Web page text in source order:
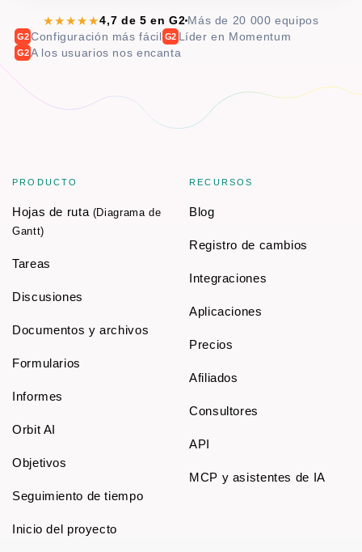
★★★★★4,7 de 5 en G2 Más de 20 000 equipos
G2 Configuración más fácil G2 Líder en Momentum
G2 A los usuarios nos encanta
PRODUCTO
Hojas de ruta (Diagrama de
Gantt)
Tareas
Discusiones
Documentos y archivos
Formularios
Informes
Orbit AI
Objetivos
Seguimiento de tiempo
Inicio del proyecto
RECURSOS
Blog
Registro de cambios
Integraciones
Aplicaciones
Precios
Afiliados
Consultores
API
MCP y asistentes de IA